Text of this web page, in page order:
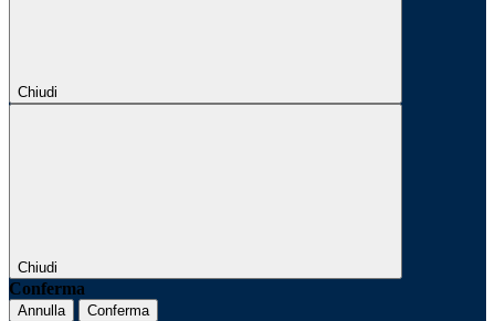
Chiudi
Chiudi
Conferma
Annulla Conferma